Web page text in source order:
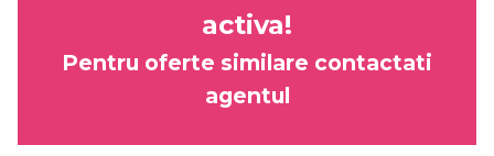
activa!
Pentru oferte similare contactati
agentul